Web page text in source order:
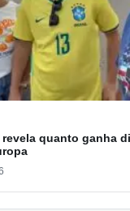
quanto ganha